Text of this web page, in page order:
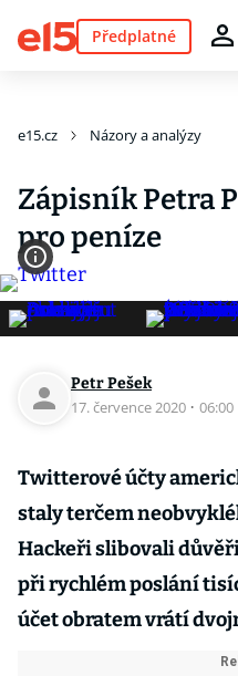
Předplatné
e15.cz Názory a analýzy
Zápisník Petra
pro peníze
Petr Pešek
17. července 2020 · 06:00
Twitterové účty
staly terčem
Hackeři slibovali
při rychlém poslání
účet obratem vrátí